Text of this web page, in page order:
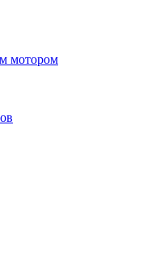
мотором